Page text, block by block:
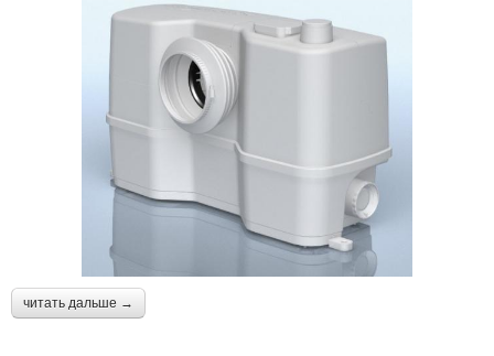
читать дальше →